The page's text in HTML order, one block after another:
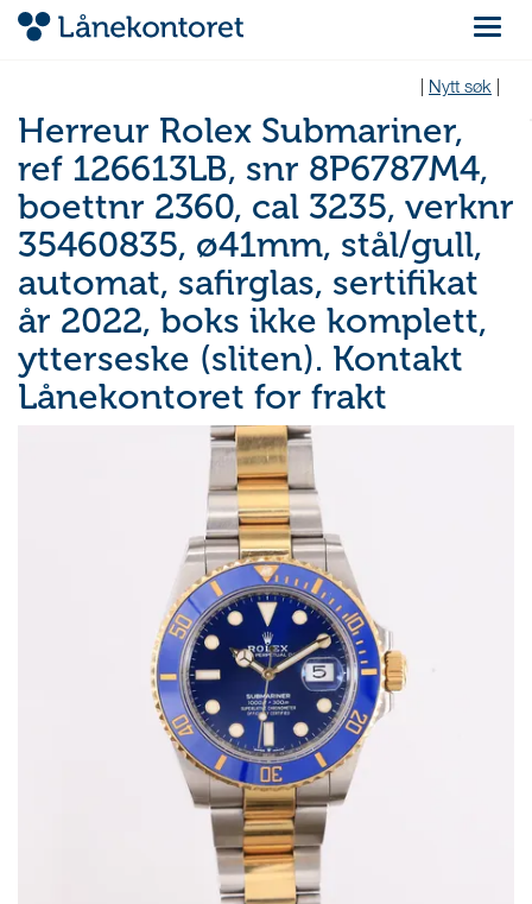
Nytt søk
Herreur Rolex Submariner,
ref 126613LB, snr 8P6787M4,
boettnr 2360, cal 3235, verknr
35460835, ø41mm, stål/gull,
automat, safirglas, sertifikat
år 2022, boks ikke komplett,
ytterseske (sliten). Kontakt
Lånekontoret for frakt